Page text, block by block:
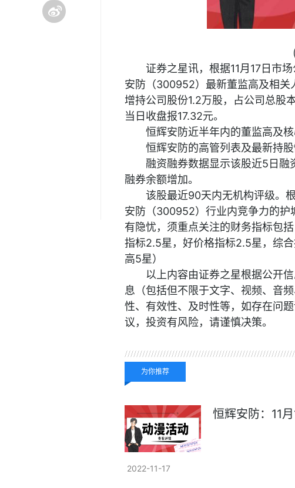
证券之星讯，根据11月17日市
安防（300952）最新董监高及相关
增持公司股份1.2万股，占公司总股
当日收盘报17.32元。
恒辉安防近半年内的董监高及
恒辉安防的高管列表及最新持股
融资融券数据显示该股近5日融
融券余额增加。
该股最近90天内无机构评级。
安防（300952）行业内竞争力的护
有隐忧，须重点关注的财务指标包
指标2.5星，好价格指标2.5星，综
高5星）
以上内容由证券之星根据公开
息（包括但不限于文字、视频、音
性、有效性、及时性等，如存在问
议，投资有风险，请谨慎决策。
为你推荐
恒辉安防：11
2022-11-17